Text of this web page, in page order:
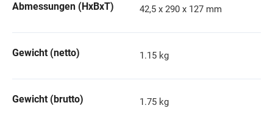
Abmessungen (HxBxT) 42,5 x 290 x 127 mm
Gewicht (netto) 1.15 kg
Gewicht (brutto) 1.75 kg